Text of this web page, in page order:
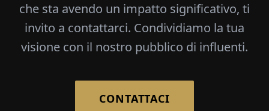
che sta avendo un impatto significativo, ti
invito a contattarci. Condividiamo la tua
visione con il nostro pubblico di influenti.
CONTATTACI